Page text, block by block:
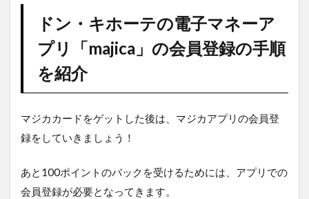
ドン・キホーテの電子マネーア
プリ「majica」の会員登録の手順
を紹介
マジカカードをゲットした後は、マジカアプリの会員登
録をしていきましょう！
あと100ポイントのバックを受けるためには、アプリでの
会員登録が必要となってきます。